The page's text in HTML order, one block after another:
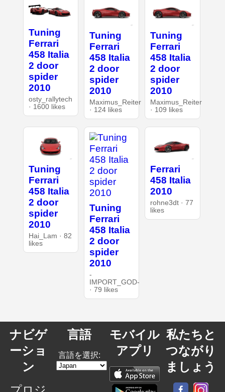
Tuning
Ferrari
458 Italia
2 door
spider
2010
osty_rallytech
· 1600 likes
Tuning
Ferrari
458 Italia
2 door
spider
2010
Maximus_Reiter
· 124 likes
Tuning
Ferrari
458 Italia
2 door
spider
2010
Maximus_Reiter
· 109 likes
Tuning
Ferrari
458 Italia
2 door
spider
2010
Hai_Lam · 82
likes
Tuning
Ferrari
458 Italia
2 door
spider
2010
-
IMPORT_GOD-
· 79 likes
Ferrari
458 Italia
2010
rohne3dt · 77
likes
ナビゲ
ーショ
ン
言語
言語を選択:
モバイル
アプリ
私たちと
つながり
ましょう